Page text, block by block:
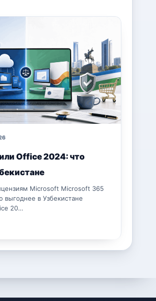
Office 2024: что
Microsoft Microsoft 365
выгоднее в Узбекистане
20…